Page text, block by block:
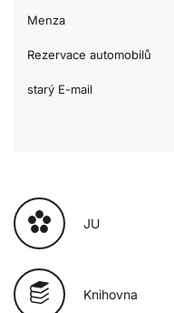
Menza
Rezervace automobilů
starý E-mail
JU
Knihovna